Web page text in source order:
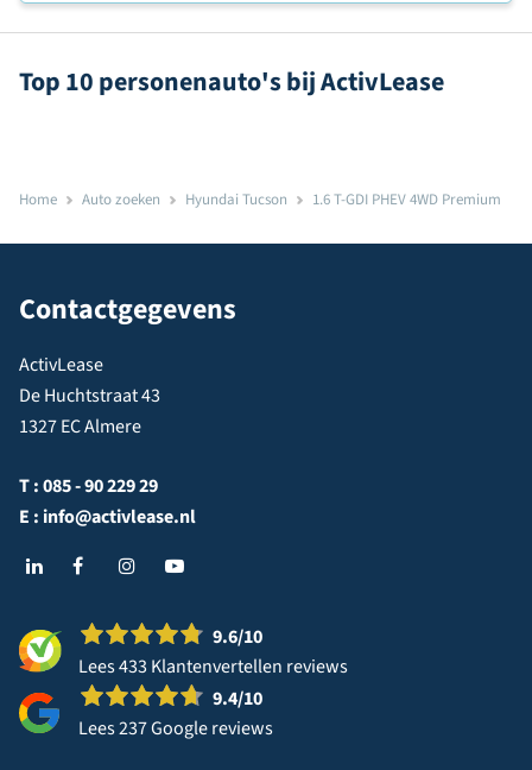
Top 10 personenauto's bij ActivLease
Home Auto zoeken Hyundai Tucson 1.6 T-GDI PHEV 4WD Premium
Contactgegevens
ActivLease
De Huchtstraat 43
1327 EC Almere
T :085 - 90 229 29
E : info@activlease.nl
9.6/10
Lees 433 Klantenvertellen reviews
9.4/10
Lees 237 Google reviews